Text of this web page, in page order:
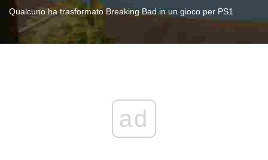
Qualcuno ha trasformato Breaking Bad in un gioco per PS1
ad